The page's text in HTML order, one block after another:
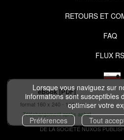
Lorsque vous naviguez sur
informations sont susceptibles
optimiser votre
Préférences
Tout
eBook [PDF]
format 160 x 240
114 pages
Téléchargement après achat
RETOURS ET
FAQ
FLUX
COPYRIGHT © 2026
TECHNOLOGIES.IZIBOOK® IZIBOOKS®
DE LA SOCIÉTÉ NUXOS